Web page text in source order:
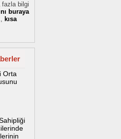
fazla bilgi
buraya
kısa
Orta